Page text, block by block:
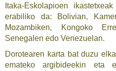
Itaka-Eskolapioen
erabiliko da: Bolivian,
Mozambiken, Kongoko
Senegalen edo Venezuelan.
Dorotearen karta bat duzu
emateko argibideekin eta